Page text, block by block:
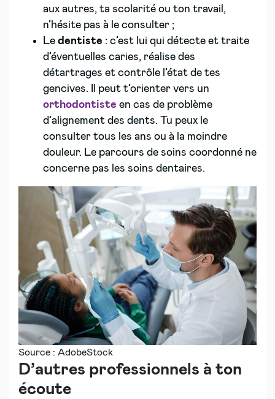
aux autres, ta scolarité ou ton travail,
n’hésite pas à le consulter ;
Le dentiste : c’est lui qui détecte et traite
d’éventuelles caries, réalise des
détartrages et contrôle l’état de tes
gencives. Il peut t’orienter vers un
orthodontiste en cas de problème
d’alignement des dents. Tu peux le
consulter tous les ans ou à la moindre
douleur. Le parcours de soins coordonné ne
concerne pas les soins dentaires.
Source : AdobeStock
D’autres professionnels à ton
écoute